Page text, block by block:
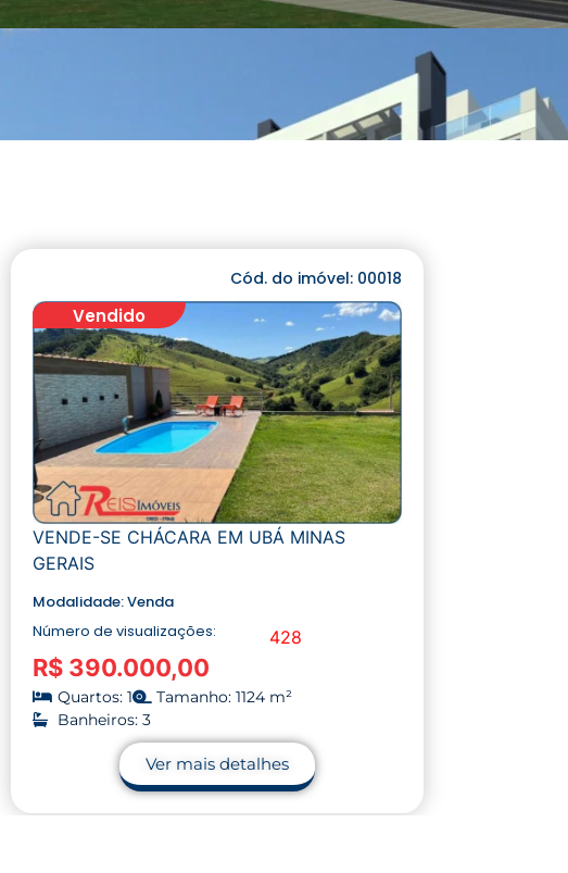
Cód. do imóvel: 00018
Vendido
VENDE-SE CHÁCARA EM UBÁ MINAS
GERAIS
Modalidade:Venda
Número de visualizações:
428
R$ 390.000,00
Quartos: 1
Tamanho: 1124 m²
Banheiros: 3
Ver mais detalhes